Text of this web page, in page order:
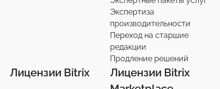
Экспертиза
производительности
Переход на старшие
редакции
Продление решений
Лицензии Bitrix
Лицензии Bitrix